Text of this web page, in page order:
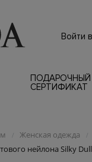
Войти
ПОДАРОЧНЫЙ
СЕРТИФИКАТ
/ Женская одежда /
нейлона Silky